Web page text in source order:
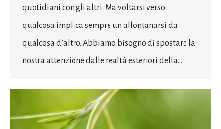
quotidiani con gli altri. Ma voltarsi verso
qualcosa implica sempre un allontanarsi da
qualcosa d’altro. Abbiamo bisogno di spostare la
nostra attenzione dalle realtà esteriori della…